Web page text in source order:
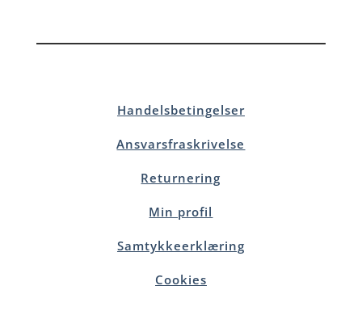
Handelsbetingelser
Ansvarsfraskrivelse
Returnering
Min profil
Samtykkeerklæring
Cookies